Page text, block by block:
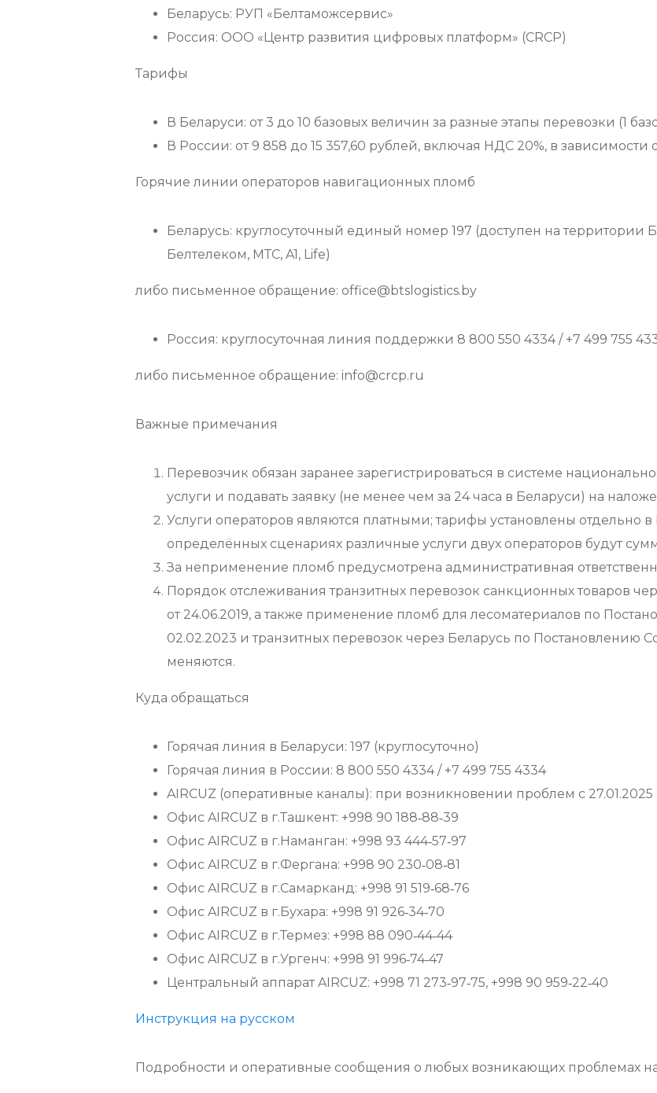
Беларусь: РУП «Белтаможсервис»
Россия: ООО «Центр развития цифровых платформ» (CRCP)
Тарифы
В Беларуси: от 3 до 10 базовых величин за разные этапы перевозки (1
В России: от 9 858 до 15 357,60 рублей, включая НДС 20%, в зависимости
Горячие линии операторов навигационных пломб
Беларусь: круглосуточный единый номер 197 (доступен на территории
Белтелеком, МТС, A1, Life)
либо письменное обращение: office@btslogistics.by
Россия: круглосуточная линия поддержки 8 800 550 4334 / +7 499 755
либо письменное обращение: info@crcp.ru
Важные примечания
Перевозчик обязан заранее зарегистрироваться в системе
услуги и подавать заявку (не менее чем за 24 часа в Беларуси) на
Услуги операторов являются платными; тарифы установлены отдельно
определённых сценариях различные услуги двух операторов будут
За неприменение пломб предусмотрена административная
Порядок отслеживания транзитных перевозок санкционных товаров
от 24.06.2019, а также применение пломб для лесоматериалов по
02.02.2023 и транзитных перевозок через Беларусь по Постановлению
меняются.
Куда обращаться
Горячая линия в Беларуси: 197 (круглосуточно)
Горячая линия в России: 8 800 550 4334 / +7 499 755 4334
AIRCUZ (оперативные каналы): при возникновении проблем с 27.01.2025
Офис AIRCUZ в г.Ташкент: +998 90 188‑88‑39
Офис AIRCUZ в г.Наманган: +998 93 444‑57‑97
Офис AIRCUZ в г.Фергана: +998 90 230‑08‑81
Офис AIRCUZ в г.Самарканд: +998 91 519‑68‑76
Офис AIRCUZ в г.Бухара: +998 91 926‑34‑70
Офис AIRCUZ в г.Термез: +998 88 090‑44‑44
Офис AIRCUZ в г.Ургенч: +998 91 996‑74‑47
Центральный аппарат AIRCUZ: +998 71 273‑97‑75, +998 90 959‑22‑40
Инструкция на русском
Подробности и оперативные сообщения о любых возникающих проблемах